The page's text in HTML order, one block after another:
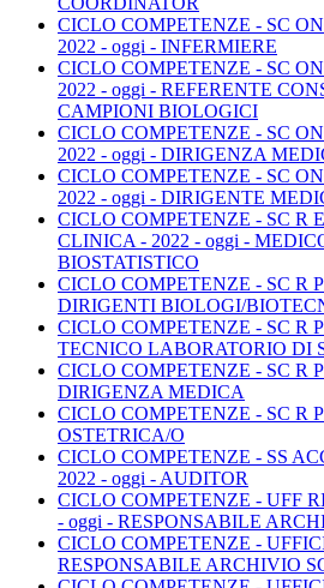
CICLO COMPETENZE - SC
2022 - oggi - INFERMIERE
CICLO COMPETENZE - SC
2022 - oggi - REFERENTE
CAMPIONI BIOLOGICI
CICLO COMPETENZE - SC
2022 - oggi - DIRIGENZA
CICLO COMPETENZE - SC
2022 - oggi - DIRIGENTE
CICLO COMPETENZE - SC R
CLINICA - 2022 - oggi -
BIOSTATISTICO
CICLO COMPETENZE - SC R
DIRIGENTI BIOLOGI/
CICLO COMPETENZE - SC R
TECNICO LABORATORIO DI
CICLO COMPETENZE - SC R
DIRIGENZA MEDICA
CICLO COMPETENZE - SC R
OSTETRICA/O
CICLO COMPETENZE - SS
2022 - oggi - AUDITOR
CICLO COMPETENZE - UFF
- oggi - RESPONSABILE
CICLO COMPETENZE -
RESPONSABILE ARCHIVIO